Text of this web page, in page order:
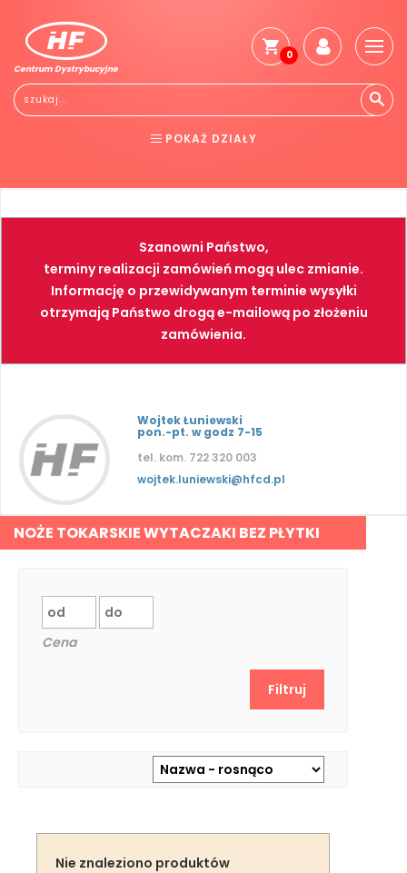
Centrum Dystrybucyjne
0
POKAŻ DZIAŁY
NARZĘDZIA SPAWALNICTWO
FARBY PNEUMATYKA
Szanowni Państwo,
terminy realizacji zamówień mogą ulec zmianie.
Informację o przewidywanym terminie wysyłki
otrzymają Państwo drogą e-mailową po złożeniu
zamówienia.
Wojtek Łuniewski
pon.-pt. w godz 7-15
tel. kom. 722 320 003
wojtek.luniewski@hfcd.pl
NOŻE TOKARSKIE WYTACZAKI BEZ PŁYTKI
Cena
Nie znaleziono produktów